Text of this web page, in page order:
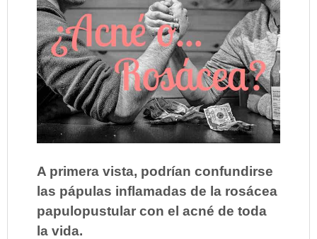
A primera vista, podrían confundirse
las pápulas inflamadas de la rosácea
papulopustular con el acné de toda
la vida.